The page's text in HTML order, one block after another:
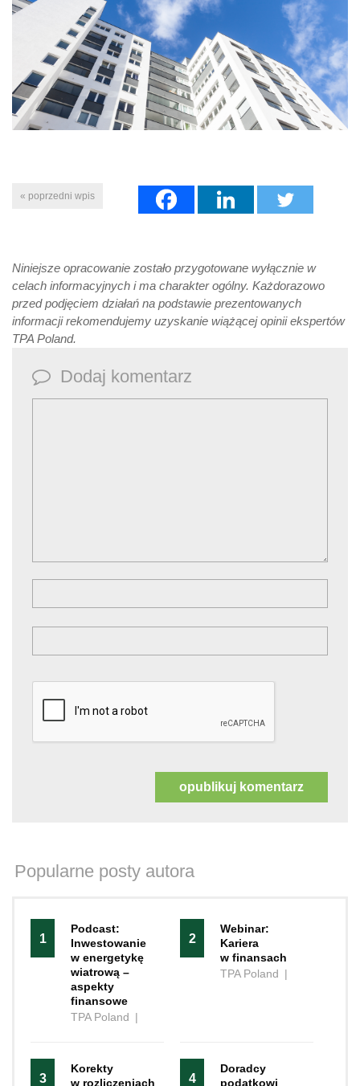
« poprzedni wpis
Niniejsze opracowanie zostało przygotowane wyłącznie w
celach informacyjnych i ma charakter ogólny. Każdorazowo
przed podjęciem działań na podstawie prezentowanych
informacji rekomendujemy uzyskanie wiążącej opinii ekspertów
TPA Poland.
Dodaj komentarz
Popularne posty autora
1
Podcast:
Inwestowanie
w energetykę
wiatrową –
aspekty
finansowe
TPA Poland |
2
Webinar:
Kariera
w finansach
TPA Poland |
3
Korekty
w rozliczeniach
4
Doradcy
podatkowi